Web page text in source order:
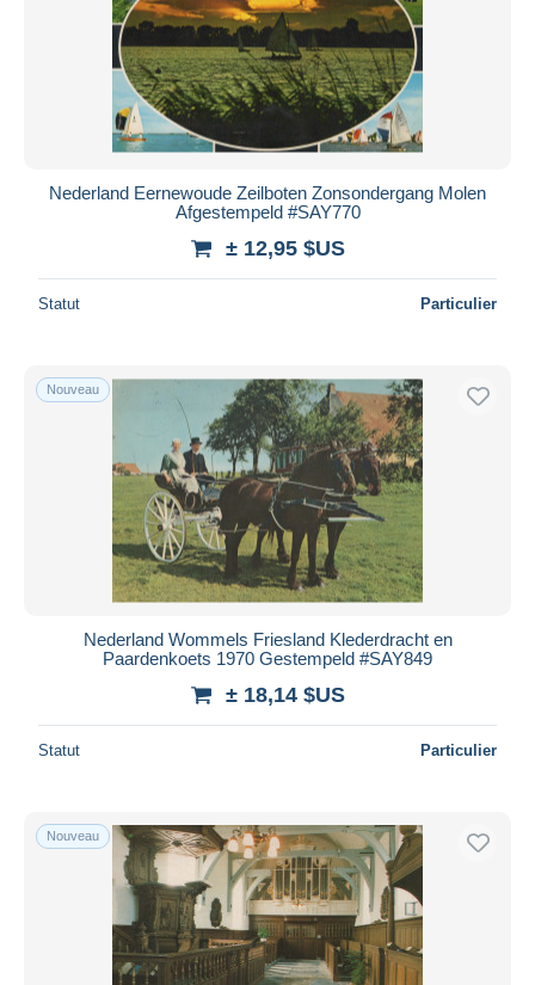
Nederland Eernewoude Zeilboten Zonsondergang Molen
Afgestempeld #SAY770
± 12,95 $US
Statut Particulier
Nouveau
Nederland Wommels Friesland Klederdracht en
Paardenkoets 1970 Gestempeld #SAY849
± 18,14 $US
Statut Particulier
Nouveau